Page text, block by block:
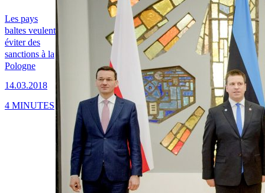
Les pays
baltes veulent
éviter des
sanctions à la
Pologne
14.03.2018
4 MINUTES